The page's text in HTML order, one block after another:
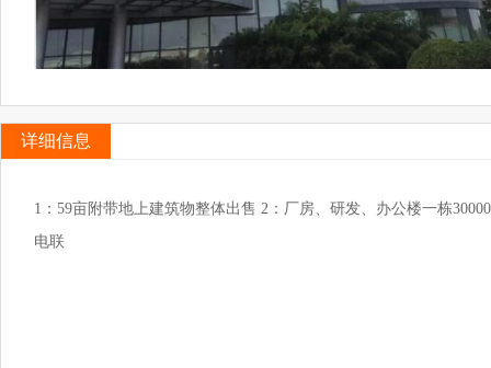
详细信息
1：59亩附带地上建筑物整体出售 2：厂房、研发、办公楼一栋
电联